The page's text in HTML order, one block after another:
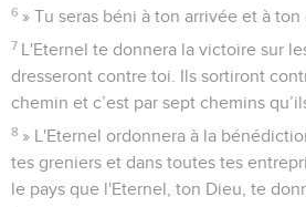
6 » Tu seras béni à ton arrivée et à ton
7 L'Eternel te donnera la victoire sur
dresseront contre toi. Ils sortiront
chemin et c’est par sept chemins
8 » L'Eternel ordonnera à la
tes greniers et dans toutes tes
le pays que l'Eternel, ton Dieu, te